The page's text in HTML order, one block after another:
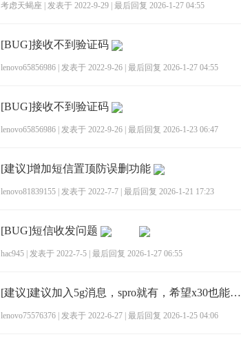
考虑天蝎座 发表于 2022-9-29 最后回复 2026-1-27 04:55
[BUG]接收不到验证码
lenovo65856986 发表于 2022-9-26 最后回复 2026-1-27 04:55
[BUG]接收不到验证码
lenovo65856986 发表于 2022-9-26 最后回复 2026-1-23 06:47
[建议]增加短信置顶防误删功能
lenovo81839155 发表于 2022-7-7 最后回复 2026-1-21 17:23
[BUG]短信收发问题
hac945 发表于 2022-7-5 最后回复 2026-1-27 06:55
[建议]建议加入5g消息，spro就有，希望x30也能加上
lenovo75576376 发表于 2022-6-27 最后回复 2026-1-25 04:06